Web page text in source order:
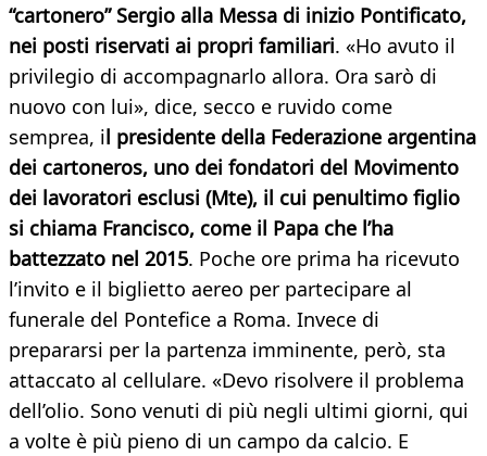
“cartonero” Sergio alla Messa di inizio Pontificato,
nei posti riservati ai propri familiari. «Ho avuto il
privilegio di accompagnarlo allora. Ora sarò di
nuovo con lui», dice, secco e ruvido come
semprea, il presidente della Federazione argentina
dei cartoneros, uno dei fondatori del Movimento
dei lavoratori esclusi (Mte), il cui penultimo figlio
si chiama Francisco, come il Papa che l’ha
battezzato nel 2015. Poche ore prima ha ricevuto
l’invito e il biglietto aereo per partecipare al
funerale del Pontefice a Roma. Invece di
prepararsi per la partenza imminente, però, sta
attaccato al cellulare. «Devo risolvere il problema
dell’olio. Sono venuti di più negli ultimi giorni, qui
a volte è più pieno di un campo da calcio. E